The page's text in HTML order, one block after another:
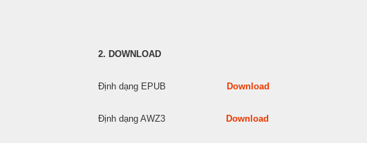
2. DOWNLOAD
Định dạng EPUB Download
Định dạng AWZ3 Download